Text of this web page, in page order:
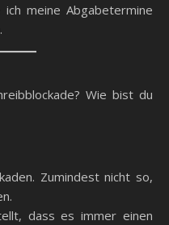
meine Abgabetermine
Wie bist du
Zumindest nicht so,
dass es immer einen